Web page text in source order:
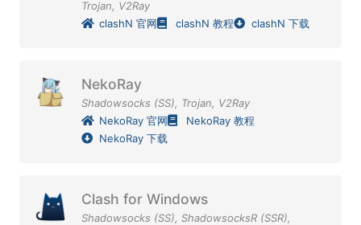
Trojan, V2Ray
clashN 官网
clashN 教程 clashN 下载
NekoRay
Shadowsocks (SS), Trojan, V2Ray
NekoRay 官网
NekoRay 教程
NekoRay 下载
Clash for Windows
Shadowsocks (SS), ShadowsocksR (SSR),